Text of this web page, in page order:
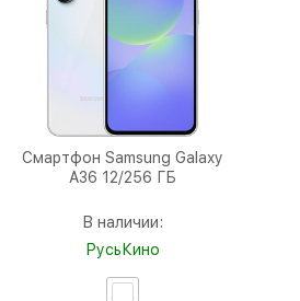
Смартфон Samsung Galaxy
A36 12/256 ГБ
В наличии:
РусьКино